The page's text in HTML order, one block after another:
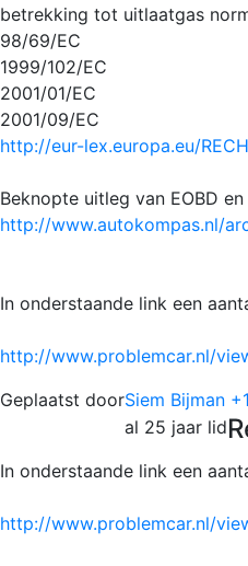
betrekking tot uitlaatgas
98/69/EC
1999/102/EC
2001/01/EC
2001/09/EC
http://eur-lex.europa.eu/
Beknopte uitleg van EOBD
http://www.autokompas.nl/
In onderstaande link een
http://www.problemcar.nl/
Geplaatst doorSiem Bijman
al 25 jaar lid
In onderstaande link een
http://www.problemcar.nl/